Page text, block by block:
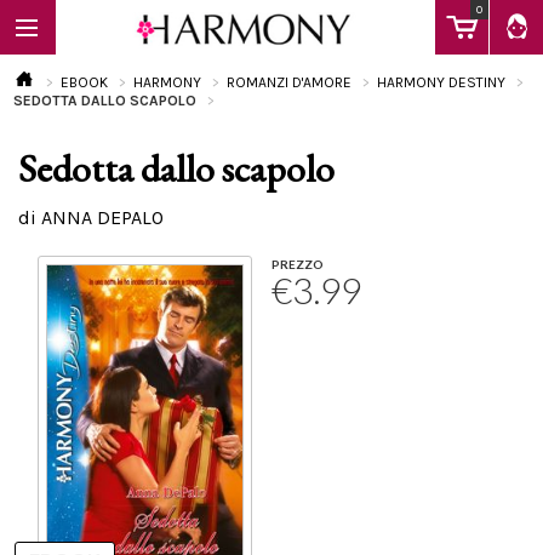
0
EBOOK
Calendario
EBOOK HARMONY ROMANZI D'AMORE
HARMONY DESTINY
SEDOTTA DALLO SCAPOLO
Sedotta dallo scapolo
di ANNA DEPALO
PREZZO
€3.99